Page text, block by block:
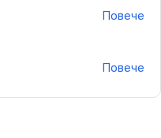
Повече
Повече